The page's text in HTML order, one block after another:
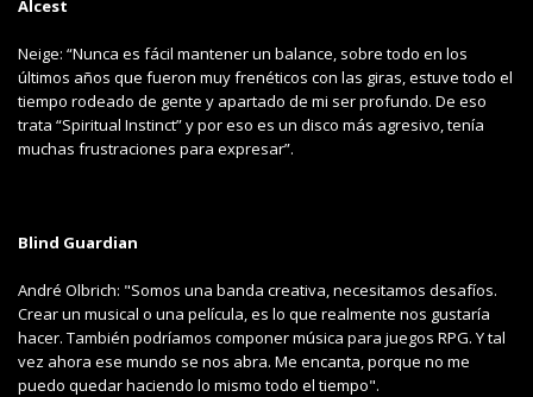
Alcest
Neige: “Nunca es fácil mantener un balance, sobre todo en los
últimos años que fueron muy frenéticos con las giras, estuve todo el
tiempo rodeado de gente y apartado de mi ser profundo. De eso
trata “Spiritual Instinct” y por eso es un disco más agresivo, tenía
muchas frustraciones para expresar”.
Blind Guardian
André Olbrich: "Somos una banda creativa, necesitamos desafíos.
Crear un musical o una película, es lo que realmente nos gustaría
hacer. También podríamos componer música para juegos RPG. Y tal
vez ahora ese mundo se nos abra. Me encanta, porque no me
puedo quedar haciendo lo mismo todo el tiempo".